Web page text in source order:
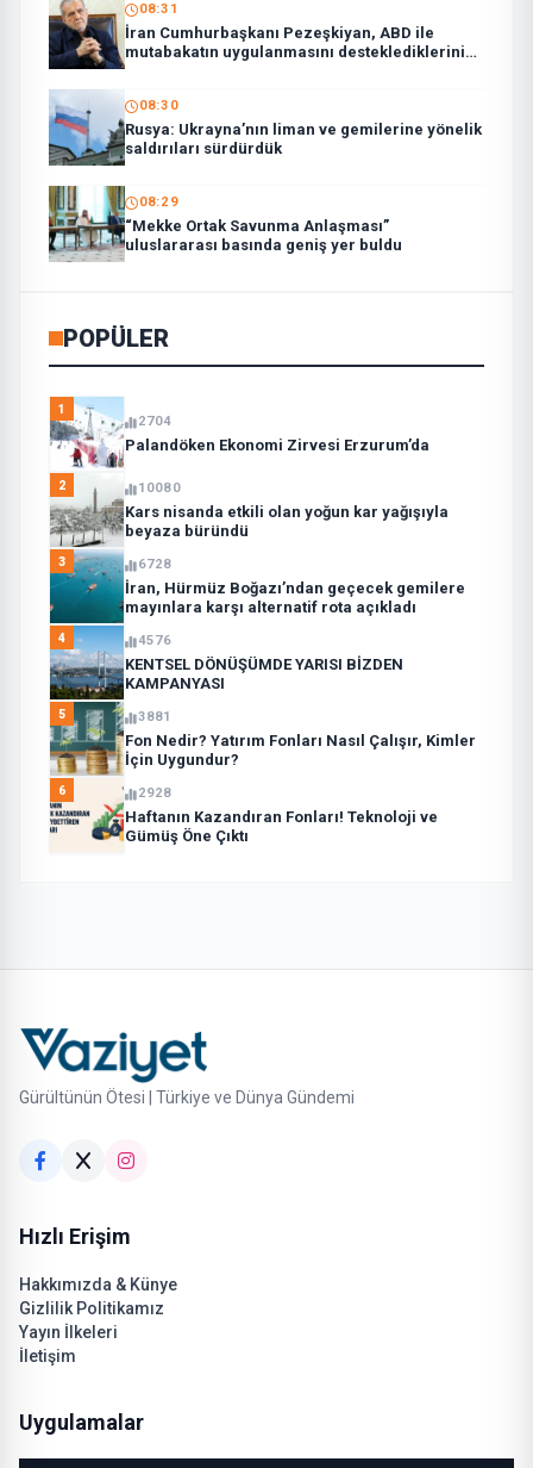
08:31
İran Cumhurbaşkanı Pezeşkiyan, ABD ile
mutabakatın uygulanmasını desteklediklerini
08:30
Rusya: Ukrayna’nın liman ve gemilerine yönelik
saldırıları sürdürdük
08:29
“Mekke Ortak Savunma Anlaşması”
uluslararası basında geniş yer buldu
POPÜLER
1
2704
Palandöken Ekonomi Zirvesi Erzurum’da
2 10080
Kars nisanda etkili olan yoğun kar yağışıyla
beyaza büründü
3 6728
İran, Hürmüz Boğazı’ndan geçecek gemilere
mayınlara karşı alternatif rota açıkladı
4 4576
KENTSEL DÖNÜŞÜMDE YARISI BİZDEN
KAMPANYASI
5 3881
Fon Nedir? Yatırım Fonları Nasıl Çalışır, Kimler
İçin Uygundur?
6 2928
Haftanın Kazandıran Fonları! Teknoloji ve
Gümüş Öne Çıktı
Gürültünün Ötesi | Türkiye ve Dünya Gündemi
Hızlı Erişim
Hakkımızda & Künye
Gizlilik Politikamız
Yayın İlkeleri
İletişim
Uygulamalar